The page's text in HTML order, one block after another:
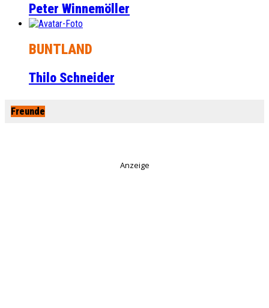
Peter Winnemöller
BUNTLAND
Thilo Schneider
Freunde
Anzeige